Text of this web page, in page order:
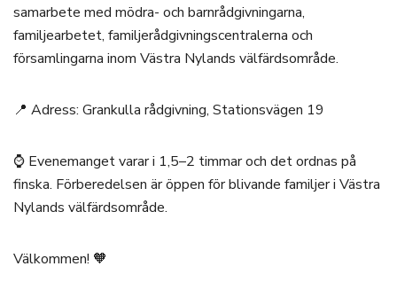
samarbete med mödra- och barnrådgivningarna,
familjearbetet, familjerådgivningscentralerna och
församlingarna inom Västra Nylands välfärdsområde.
📍 Adress: Grankulla rådgivning, Stationsvägen 19
⌚ Evenemanget varar i 1,5–2 timmar och det ordnas på
finska. Förberedelsen är öppen för blivande familjer i Västra
Nylands välfärdsområde.
Välkommen! 🧡